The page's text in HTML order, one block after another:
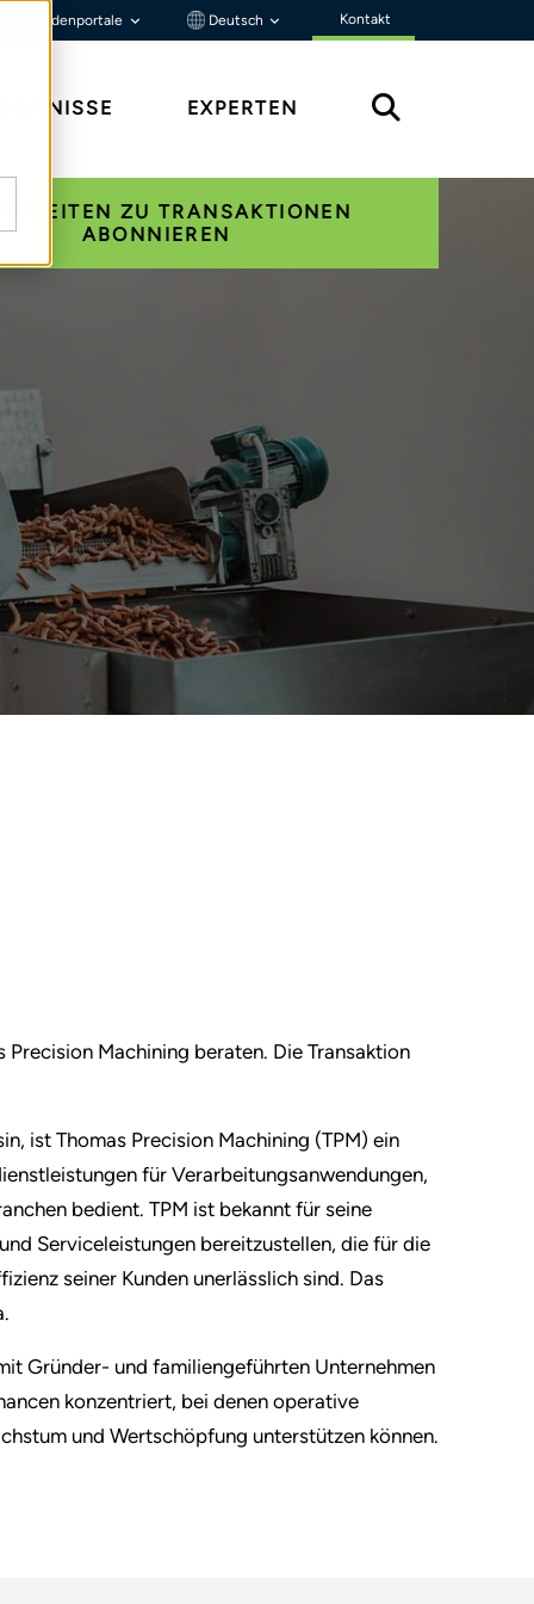
Kundenportale Deutsch Kontakt
EXPERTEN
ZU TRANSAKTIONEN
ABONNIEREN
Machining beraten. Die Transaktion
ist Thomas Precision Machining (TPM) ein
für Verarbeitungsanwendungen,
bedient. TPM ist bekannt für seine
Serviceleistungen bereitzustellen, die für die
seiner Kunden unerlässlich sind. Das
Gründer- und familiengeführten Unternehmen
konzentriert, bei denen operative
und Wertschöpfung unterstützen können.